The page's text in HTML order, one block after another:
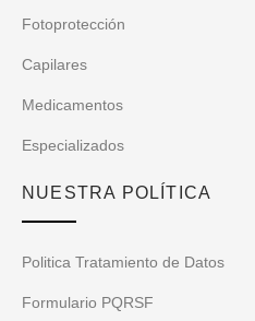
Fotoprotección
Capilares
Medicamentos
Especializados
NUESTRA POLÍTICA
Politica Tratamiento de Datos
Formulario PQRSF